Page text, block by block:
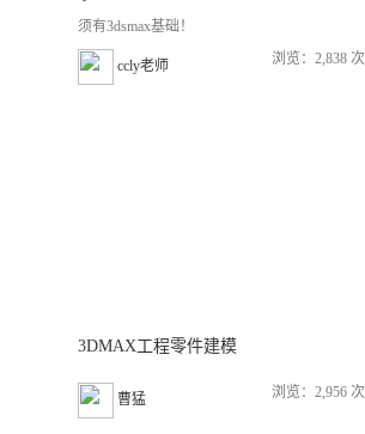
须有3dsmax基础！
ccly老师 浏览：2,838 次
3DMAX工程零件建模
曹猛 浏览：2,956 次